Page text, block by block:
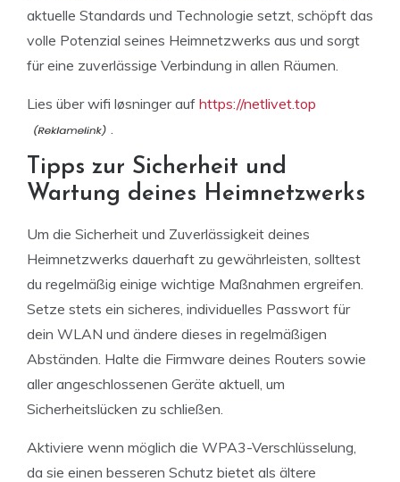
aktuelle Standards und Technologie setzt, schöpft das
volle Potenzial seines Heimnetzwerks aus und sorgt
für eine zuverlässige Verbindung in allen Räumen.
Lies über wifi løsninger auf https://netlivet.top
Tipps zur Sicherheit und
Wartung deines Heimnetzwerks
Um die Sicherheit und Zuverlässigkeit deines
Heimnetzwerks dauerhaft zu gewährleisten, solltest
du regelmäßig einige wichtige Maßnahmen ergreifen.
Setze stets ein sicheres, individuelles Passwort für
dein WLAN und ändere dieses in regelmäßigen
Abständen. Halte die Firmware deines Routers sowie
aller angeschlossenen Geräte aktuell, um
Sicherheitslücken zu schließen.
Aktiviere wenn möglich die WPA3-Verschlüsselung,
da sie einen besseren Schutz bietet als ältere